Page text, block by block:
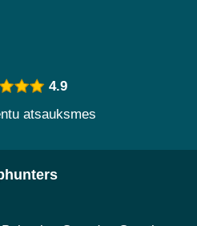
4.9
atsauksmes